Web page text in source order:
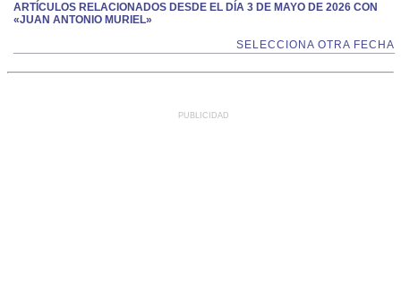
ARTÍCULOS RELACIONADOS DESDE EL DÍA 3 DE MAYO DE 2026 CON
«JUAN ANTONIO MURIEL»
SELECCIONA OTRA FECHA
PUBLICIDAD